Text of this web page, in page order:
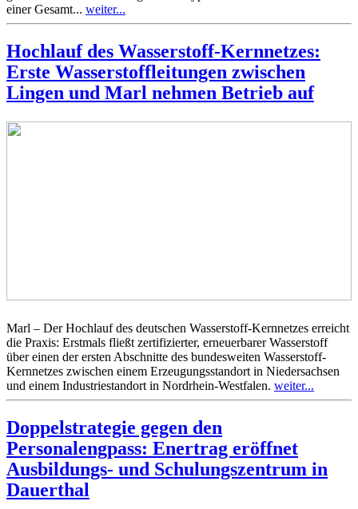
einer Gesamt... weiter...
Hochlauf des Wasserstoff-Kernnetzes:
Erste Wasserstoffleitungen zwischen
Lingen und Marl nehmen Betrieb auf
Marl – Der Hochlauf des deutschen Wasserstoff-Kernnetzes erreicht
die Praxis: Erstmals fließt zertifizierter, erneuerbarer Wasserstoff
über einen der ersten Abschnitte des bundesweiten Wasserstoff-
Kernnetzes zwischen einem Erzeugungsstandort in Niedersachsen
und einem Industriestandort in Nordrhein-Westfalen. weiter...
Doppelstrategie gegen den
Personalengpass: Enertrag eröffnet
Ausbildungs- und Schulungszentrum in
Dauerthal